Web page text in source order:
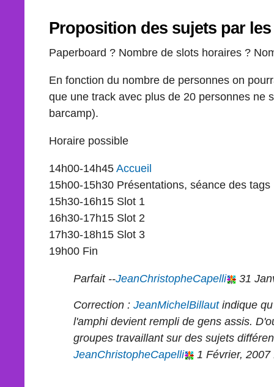
Proposition des sujets par
Paperboard ? Nombre de slots horaires ?
En fonction du nombre de personnes on
que une track avec plus de 20 personnes ne
barcamp).
Horaire possible
14h00-14h45Accueil
15h00-15h30 Présentations, séance des tags
15h30-16h15 Slot 1
16h30-17h15 Slot 2
17h30-18h15 Slot 3
19h00 Fin
Parfait --JeanChristopheCapelli 31
Correction : JeanMichelBillautindique
l'amphi devient rempli de gens assis.
groupes travaillant sur des sujets
JeanChristopheCapelli
1 Février,